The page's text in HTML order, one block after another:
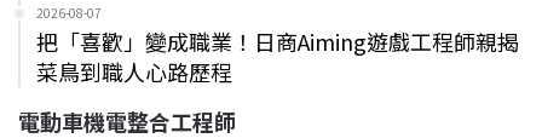
2026-08-07
把「喜歡」變成職業！日商Aiming遊戲工程師親揭
菜鳥到職人心路歷程
電動車機電整合工程師